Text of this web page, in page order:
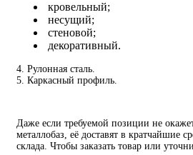
кровельный;
несущий;
стеновой;
декоративный.
4. Рулонная сталь.
5. Каркасный профиль.
Даже если требуемой позиции не
металлобаз, её доставят в кратчайшие
склада. Чтобы заказать товар или